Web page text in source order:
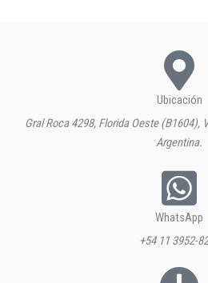
Ubicación
Gral Roca 4298, Florida Oeste (B1604),
Argentina.
WhatsApp
+54 11 3952-